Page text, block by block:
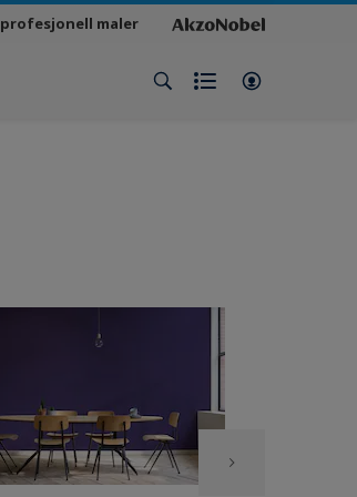
profesjonell maler